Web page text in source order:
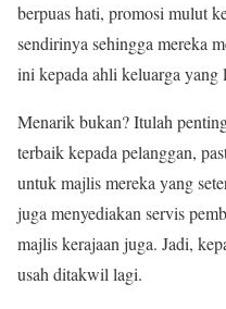
berpuas hati, promosi mulut
sendirinya sehingga mereka
ini kepada ahli keluarga yang
Menarik bukan? Itulah
terbaik kepada pelanggan,
untuk majlis mereka yang
juga menyediakan servis
majlis kerajaan juga. Jadi,
usah ditakwil lagi.